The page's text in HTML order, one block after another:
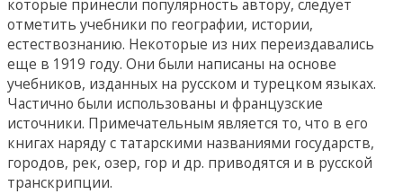
которые принесли популярность автору, следует
отметить учебники по географии, истории,
естествознанию. Некоторые из них переиздавались
еще в 1919 году. Они были написаны на основе
учебников, изданных на русском и турецком языках.
Частично были использованы и французские
источники. Примечательным является то, что в его
книгах наряду с татарскими названиями государств,
городов, рек, озер, гор и др. приводятся и в русской
транскрипции.